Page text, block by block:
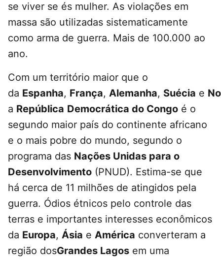
se viver se és mulher. As violações em
massa são utilizadas sistematicamente
como arma de guerra. Mais de 100.000 ao
ano.
Com um território maior que o
da Espanha, França, Alemanha, Suécia e
a República Democrática do Congo é o
segundo maior país do continente africano
e o mais pobre do mundo, segundo o
programa das Nações Unidas para o
Desenvolvimento (PNUD). Estima-se que
há cerca de 11 milhões de atingidos pela
guerra. Ódios étnicos pelo controle das
terras e importantes interesses econômicos
da Europa, Ásia e América converteram a
região dosGrandes Lagos em uma